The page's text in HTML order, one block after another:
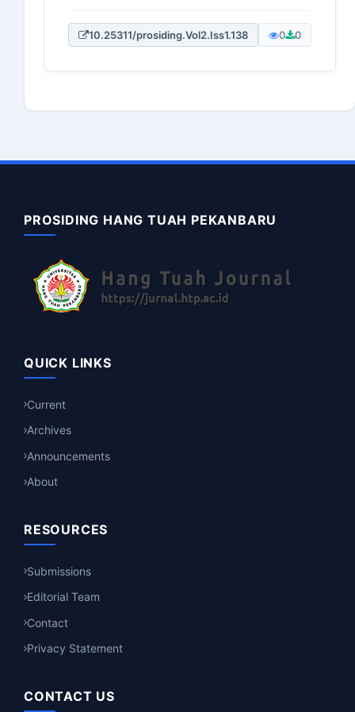
10.25311/prosiding.Vol2.Iss1.138 0 0
PROSIDING HANG TUAH PEKANBARU
QUICK LINKS
Current
Archives
Announcements
About
RESOURCES
Submissions
Editorial Team
Contact
Privacy Statement
CONTACT US